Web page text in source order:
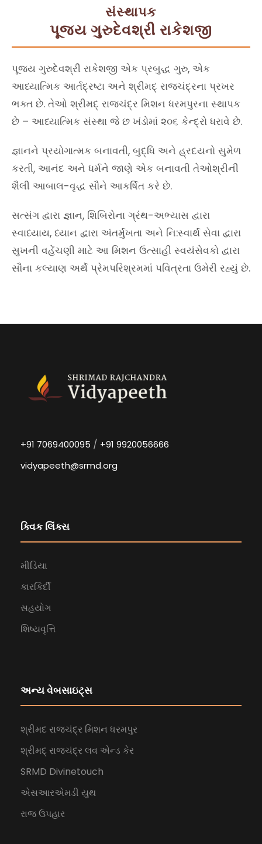
સંસ્થાપક
પૂજ્ય ગુરુદેવશ્રી રાકેશજી
પૂજ્ય ગુરુદેવશ્રી રાકેશજી એક પ્રબુદ્ધ ગુરુ, એક
આધ્યાત્મિક આર્તદ્રષ્ટા અને શ્રીમદ્ રાજચંદ્રના પ્રખર
ભક્ત છે. તેઓ શ્રીમદ્ રાજચંદ્ર મિશન ધરમપુરના સ્થાપક
છે – આધ્યાત્મિક સંસ્થા જે છ ખંડોમાં ૨૦૬ કેન્દ્રો ધરાવે છે.
જ્ઞાનને પ્રયોગાત્મક બનાવતી, બુદ્ધિ અને હ્રદયનો સુમેળ
કરતી, આનંદ અને ધર્મને જાણે એક બનાવતી તેઓશ્રીની
શૈલી આબાલ-વૃદ્ધ સૌને આકર્ષિત કરે છે.
સત્સંગ દ્વારા જ્ઞાન, શિબિરોના ગ્રંથ-અભ્યાસ દ્વારા
સ્વાધ્યાય, ધ્યાન દ્વારા અંતર્મુખતા અને નિ:સ્વાર્થ સેવા દ્વારા
સુખની વહેંચણી માટે આ મિશન ઉત્સાહી સ્વયંસેવકો દ્વારા
સૌના કલ્યાણ અર્થે પ્રેમપરિશ્રમમાં પવિત્રતા ઉમેરી રહ્યું છે.
+91 7069400095 / +91 9920056666
vidyapeeth@srmd.org
ક્વિક લિંક્સ
મીડિયા
કારકિર્દી
સહયોગ
શિષ્યવૃત્તિ
અન્ય વેબસાઇટ્સ
શ્રીમદ રાજચંદ્ર મિશન ધરમપુર
શ્રીમદ્ રાજચંદ્ર લવ એન્ડ કેર
SRMD Divinetouch
એસઆરએમડી યુથ
રાજ ઉપહાર